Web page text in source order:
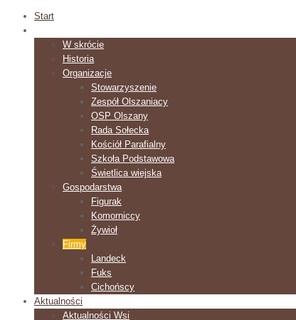
Start
W skrócie
Historia
Organizacje
Stowarzyszenie
Zespół Olszaniacy
OSP Olszany
Rada Sołecka
Kościół Parafialny
Szkoła Podstawowa
Świetlica wiejska
Gospodarstwa
Figurak
Komorniccy
Żywioł
Firmy
Landeck
Fuks
Cichońscy
Aktualności
Aktualności Wsi